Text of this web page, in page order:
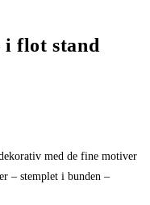
i flot stand
med de fine motiver
– stemplet i bunden –